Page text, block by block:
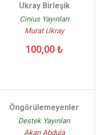
Ukray Birleşik
Cinius Yayınları
Murat Ukray
100,00 ₺
Öngörülemeyenler
Destek Yayınları
Akan Abdula